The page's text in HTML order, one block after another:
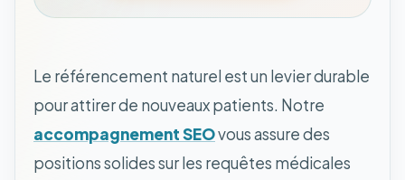
Le référencement naturel est un levier durable
pour attirer de nouveaux patients. Notre
accompagnement SEOvous assure des
positions solides sur les requêtes médicales